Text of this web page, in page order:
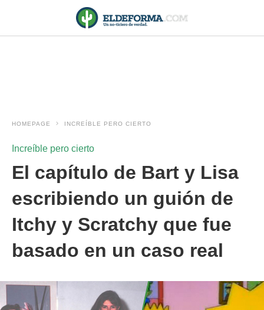
HOMEPAGE INCREÍBLE PERO CIERTO
Increíble pero cierto
El capítulo de Bart y Lisa
escribiendo un guión de
Itchy y Scratchy que fue
basado en un caso real